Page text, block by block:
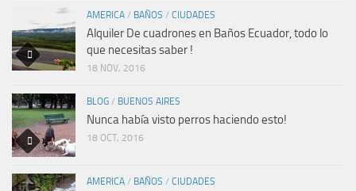
AMERICA / BAÑOS / CIUDADES
Alquiler De cuadrones en Baños Ecuador, todo lo
que necesitas saber !
18 NOV, 2016
BLOG / BUENOS AIRES
Nunca había visto perros haciendo esto!
18 OCT, 2016
AMERICA / BAÑOS / CIUDADES